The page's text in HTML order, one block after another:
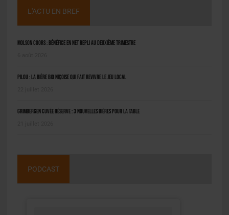
L'ACTU EN BREF
Molson Coors : bénéfice en net repli au deuxième trimestre
Pilou : la bière bio niçoise qui fait revivre le jeu local
Grimbergen Cuvée Réserve : 3 nouvelles bières pour la table
PODCAST